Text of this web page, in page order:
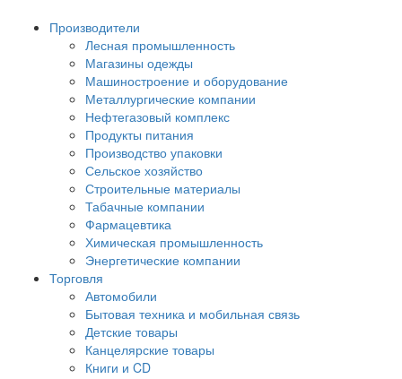
Производители
Лесная промышленность
Магазины одежды
Машиностроение и оборудование
Металлургические компании
Нефтегазовый комплекс
Продукты питания
Производство упаковки
Сельское хозяйство
Строительные материалы
Табачные компании
Фармацевтика
Химическая промышленность
Энергетические компании
Торговля
Автомобили
Бытовая техника и мобильная связь
Детские товары
Канцелярские товары
Книги и CD